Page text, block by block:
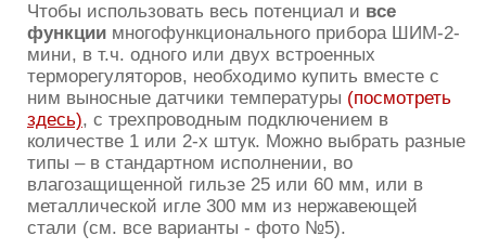
Чтобы использовать весь потенциал и все
функции многофункционального прибора ШИМ-2-
мини, в т.ч. одного или двух встроенных
терморегуляторов, необходимо купить вместе с
ним выносные датчики температуры (посмотреть
здесь), с трехпроводным подключением в
количестве 1 или 2-х штук. Можно выбрать разные
типы – в стандартном исполнении, во
влагозащищенной гильзе 25 или 60 мм, или в
металлической игле 300 мм из нержавеющей
стали (см. все варианты - фото №5).